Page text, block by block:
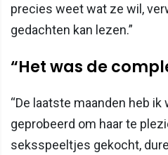
precies weet wat ze wil,
gedachten kan lezen.”
“Het was de
“De laatste maanden heb ik
geprobeerd om haar te
seksspeeltjes gekocht,